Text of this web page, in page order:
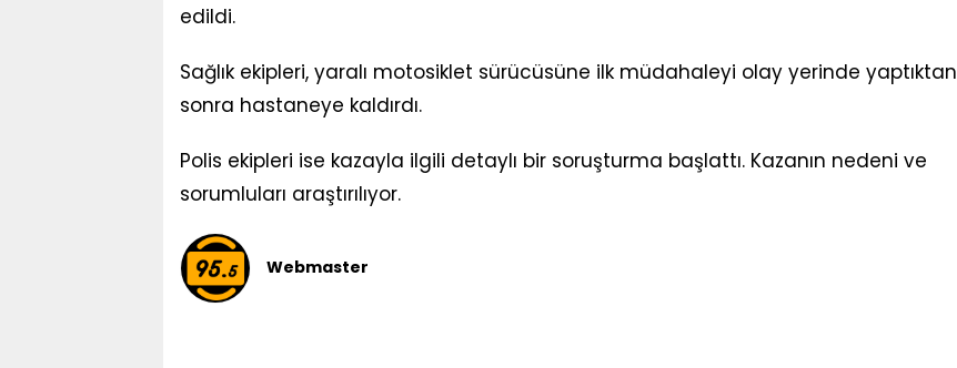
edildi.
Sağlık ekipleri, yaralı motosiklet sürücüsüne ilk müdahaleyi olay yerinde yaptıktan
sonra hastaneye kaldırdı.
Polis ekipleri ise kazayla ilgili detaylı bir soruşturma başlattı. Kazanın nedeni ve
sorumluları araştırılıyor.
Webmaster